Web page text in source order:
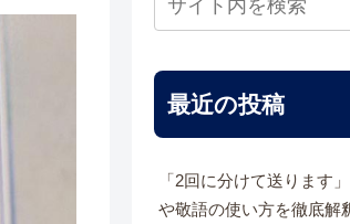
最近の投稿
「2回に分けて送ります
や敬語の使い方を徹底解